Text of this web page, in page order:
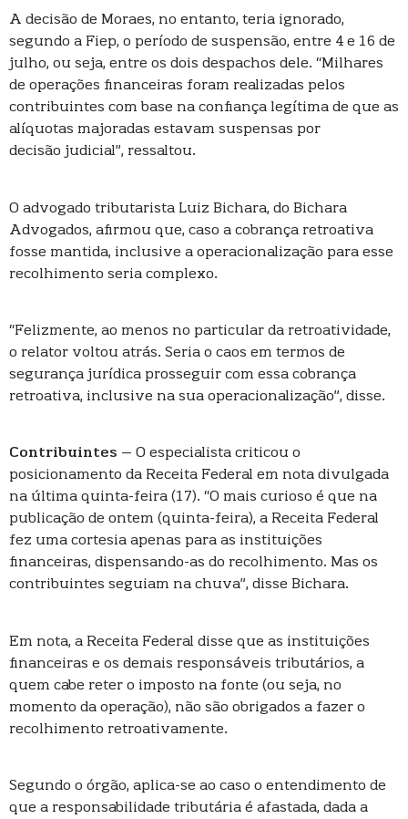
A decisão de Moraes, no entanto, teria ignorado,
segundo a Fiep, o período de suspensão, entre 4 e 16 de
julho, ou seja, entre os dois despachos dele. “Milhares
de operações financeiras foram realizadas pelos
contribuintes com base na confiança legítima de que as
alíquotas majoradas estavam suspensas por
decisão judicial”, ressaltou.
O advogado tributarista Luiz Bichara, do Bichara
Advogados, afirmou que, caso a cobrança retroativa
fosse mantida, inclusive a operacionalização para esse
recolhimento seria complexo.
“Felizmente, ao menos no particular da retroatividade,
o relator voltou atrás. Seria o caos em termos de
segurança jurídica prosseguir com essa cobrança
retroativa, inclusive na sua operacionalização”, disse.
Contribuintes – O especialista criticou o
posicionamento da Receita Federal em nota divulgada
na última quinta-feira (17). “O mais curioso é que na
publicação de ontem (quinta-feira), a Receita Federal
fez uma cortesia apenas para as instituições
financeiras, dispensando-as do recolhimento. Mas os
contribuintes seguiam na chuva”, disse Bichara.
Em nota, a Receita Federal disse que as instituições
financeiras e os demais responsáveis tributários, a
quem cabe reter o imposto na fonte (ou seja, no
momento da operação), não são obrigados a fazer o
recolhimento retroativamente.
Segundo o órgão, aplica-se ao caso o entendimento de
que a responsabilidade tributária é afastada, dada a